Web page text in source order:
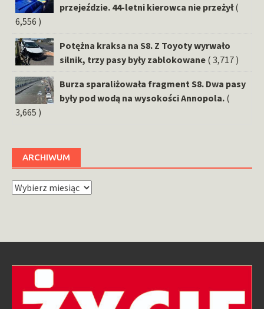
przejeździe. 44-letni kierowca nie przeżył (
6,556 )
Potężna kraksa na S8. Z Toyoty wyrwało
silnik, trzy pasy były zablokowane ( 3,717 )
Burza sparaliżowała fragment S8. Dwa pasy
były pod wodą na wysokości Annopola. (
3,665 )
ARCHIWUM
Archiwum